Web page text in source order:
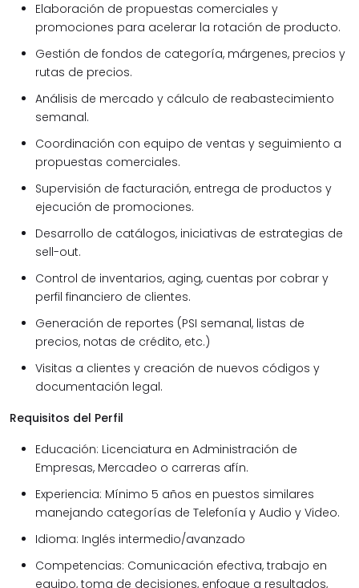
Elaboración de propuestas comerciales y
promociones para acelerar la rotación de producto.
Gestión de fondos de categoría, márgenes, precios y
rutas de precios.
Análisis de mercado y cálculo de reabastecimiento
semanal.
Coordinación con equipo de ventas y seguimiento a
propuestas comerciales.
Supervisión de facturación, entrega de productos y
ejecución de promociones.
Desarrollo de catálogos, iniciativas de estrategias de
sell-out.
Control de inventarios, aging, cuentas por cobrar y
perfil financiero de clientes.
Generación de reportes (PSI semanal, listas de
precios, notas de crédito, etc.)
Visitas a clientes y creación de nuevos códigos y
documentación legal.
Requisitos del Perfil
Educación: Licenciatura en Administración de
Empresas, Mercadeo o carreras afín.
Experiencia: Mínimo 5 años en puestos similares
manejando categorías de Telefonía y Audio y Video.
Idioma: Inglés intermedio/avanzado
Competencias: Comunicación efectiva, trabajo en
equipo, toma de decisiones, enfoque a resultados,